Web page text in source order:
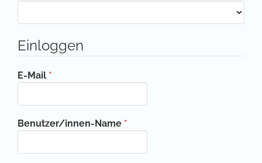
Einloggen
E-Mail *
Benutzer/innen-Name *